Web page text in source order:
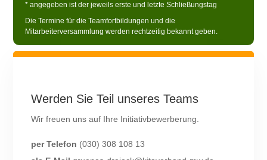
* angegeben ist der jeweils erste und letzte Schließungstag
Die Termine für die Teamfortbildungen und die
Mitarbeiterversammlung werden rechtzeitig bekannt geben.
Werden Sie Teil unseres Teams
Wir freuen uns auf Ihre Initiativbewerberung.
per Telefon (030) 308 108 13